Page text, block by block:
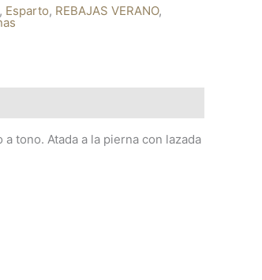
Esparto, REBAJAS VERANO,
tono. Atada a la pierna con lazada